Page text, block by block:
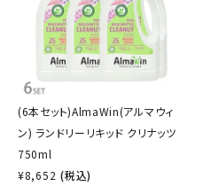
(6本セット)AlmaWin(アルマウィ
ン) ランドリーリキッド クリナッツ
750ml
¥8,652 (税込)